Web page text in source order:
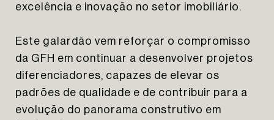
HOMEPAGE
SOBRE NÓS
PORTFÓLIO
NOTÍCIAS
CONTACTOS
excelência e inovação no setor imobiliário.
Este galardão vem reforçar o compromisso
da GFH em continuar a desenvolver projetos
diferenciadores, capazes de elevar os
padrões de qualidade e de contribuir para a
evolução do panorama construtivo em